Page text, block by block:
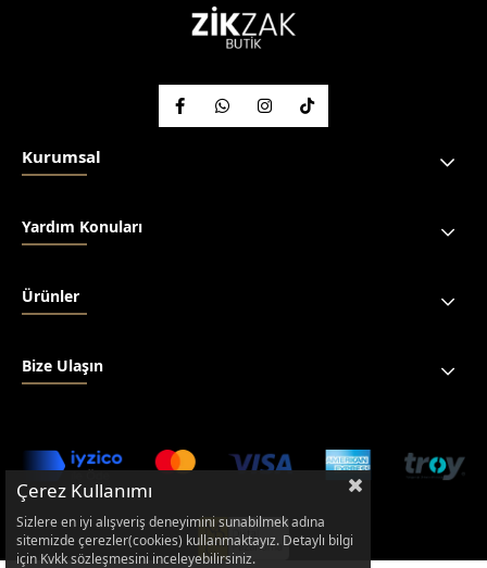
Kurumsal
Yardım Konuları
Ürünler
Bize Ulaşın
Çerez Kullanımı
Sizlere en iyi alışveriş deneyimini sunabilmek adına
sitemizde çerezler(cookies) kullanmaktayız. Detaylı bilgi
için Kvkk sözleşmesini inceleyebilirsiniz.